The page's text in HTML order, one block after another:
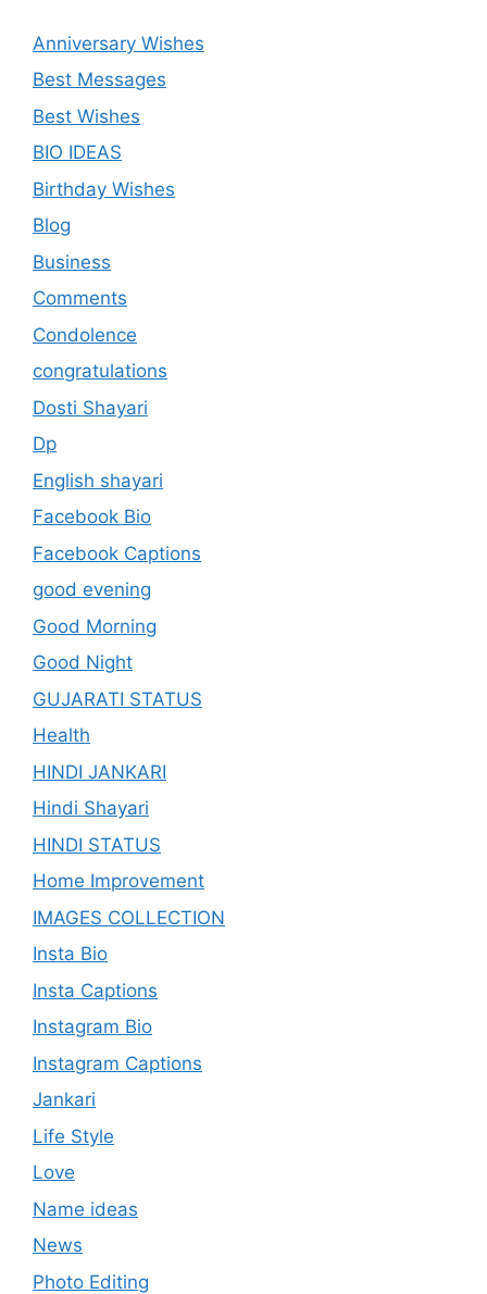
Anniversary Wishes
Best Messages
Best Wishes
BIO IDEAS
Birthday Wishes
Blog
Business
Comments
Condolence
congratulations
Dosti Shayari
Dp
English shayari
Facebook Bio
Facebook Captions
good evening
Good Morning
Good Night
GUJARATI STATUS
Health
HINDI JANKARI
Hindi Shayari
HINDI STATUS
Home Improvement
IMAGES COLLECTION
Insta Bio
Insta Captions
Instagram Bio
Instagram Captions
Jankari
Life Style
Love
Name ideas
News
Photo Editing